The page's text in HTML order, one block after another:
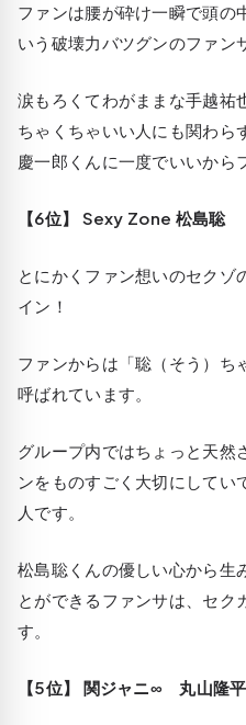
ファンは腰が砕け一瞬で頭の
いう破壊力バツグンのファン
涙もろくてわがままな手越祐
ちゃくちゃいい人にも関わら
慶一郎くんに一度でいいから
【6位】 Sexy Zone 松島聡
とにかくファン想いのセクゾ
イン！
ファンからは「聡（そう）ち
呼ばれています。
グループ内ではちょっと天然
ンをものすごく大切にしてい
人です。
松島聡くんの優しい心から生
とができるファンサは、セク
す。
【5位】 関ジャニ∞ 丸山隆平